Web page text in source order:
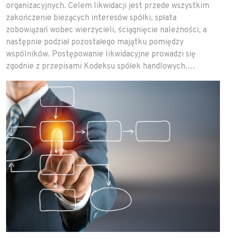
organizacyjnych. Celem likwidacji jest przede wszystkim
zakończenie bieżących interesów spółki, spłata
zobowiązań wobec wierzycieli, ściągnięcie należności, a
następnie podział pozostałego majątku pomiędzy
wspólników. Postępowanie likwidacyjne prowadzi się
zgodnie z przepisami Kodeksu spółek handlowych.…